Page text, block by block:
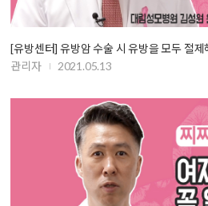
[유방센터] 유방암 수술 시 유방을 모두 절제
관리자
2021.05.13